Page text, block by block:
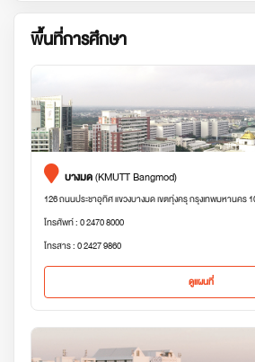
พื้นที่การศึกษา
บางมด(KMUTT Bangmod)
126 ถนนประชาอุทิศ แขวงบางมด เขตทุ่งครุ กรุงเทพมหานคร
โทรศัพท์ : 0 2470 8000
โทรสาร : 0 2427 9860
ดูแผนที่